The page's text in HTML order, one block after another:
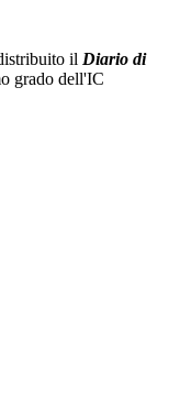
il Diario di
grado dell'IC